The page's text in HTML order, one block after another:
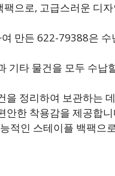
으로, 고급스러운 디
만든 622-79388은 수
기타 물건을 모두 수납
을 정리하여 보관하는
안한 착용감을 제공합니
적인 스테이플 백팩으